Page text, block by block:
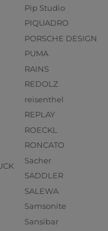
Pip Studio
PIQUADRO
PORSCHE DESIGN
PUMA
RAINS
REDOLZ
reisenthel
REPLAY
ROECKL
RONCATO
Sacher
SADDLER
SALEWA
Samsonite
Sansibar